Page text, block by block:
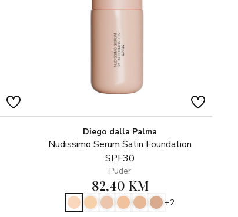
stvrdnjavanja od 10 sekundi
Diego dalla Palma
Nudissimo Serum Satin Foundation
SPF30
Puder
82,40 KM
+2